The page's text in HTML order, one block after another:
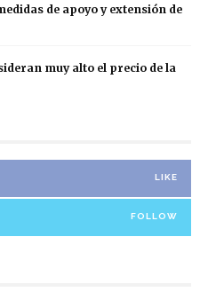
de apoyo y extensión de
muy alto el precio de la
LIKE
FOLLOW